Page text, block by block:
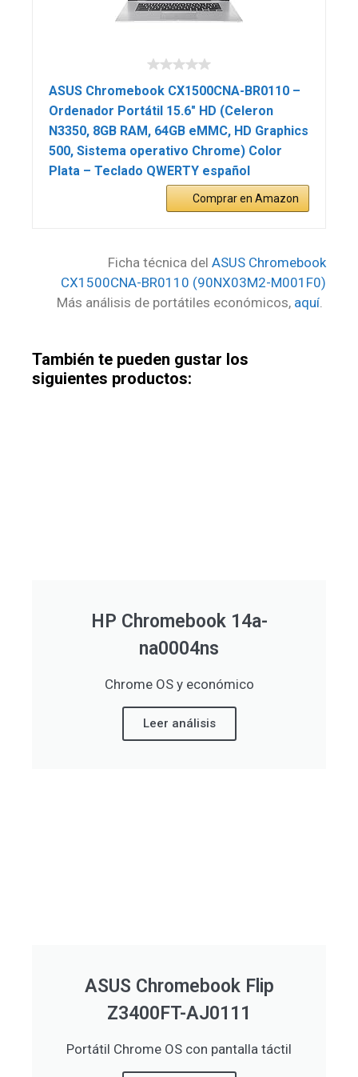
ASUS Chromebook CX1500CNA-BR0110 –
Ordenador Portátil 15.6″ HD (Celeron
N3350, 8GB RAM, 64GB eMMC, HD Graphics
500, Sistema operativo Chrome) Color
Plata – Teclado QWERTY español
Comprar en Amazon
Ficha técnica del ASUS Chromebook
CX1500CNA-BR0110 (‎‎‎‎90NX03M2-M001F0)
Más análisis de portátiles económicos, aquí.
También te pueden gustar los
siguientes productos:
HP Chromebook 14a-
na0004ns
Chrome OS y económico
Leer análisis
ASUS Chromebook Flip
Z3400FT-AJ0111
Portátil Chrome OS con pantalla táctil